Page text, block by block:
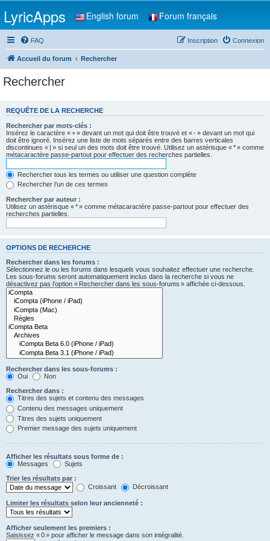
LyricApps English forum Forum français
FAQ Connexion
Inscription
Accueil du forum Rechercher
Rechercher
REQUÊTE DE LA RECHERCHE
Rechercher par mots-clés :
Insérez le caractère « + » devant un mot qui doit être trouvé et « - » devant un mot qui
doit être ignoré. Insérez une liste de mots séparés entre des barres verticales
discontinues « | » si seul un des mots doit être trouvé. Utilisez un astérisque « * » comme
métacaractère passe-partout pour effectuer des recherches partielles.
Rechercher tous les termes ou utiliser une question complète
Rechercher l’un de ces termes
Rechercher par auteur :
Utilisez un astérisque « * » comme métacaractère passe-partout pour effectuer des
recherches partielles.
OPTIONS DE RECHERCHE
Rechercher dans les forums :
Sélectionnez le ou les forums dans lesquels vous souhaitez effectuer une recherche.
Les sous-forums seront automatiquement inclus dans la recherche si vous ne
désactivez pas l’option « Rechercher dans les sous-forums » affichée ci-dessous.
Rechercher dans les sous-forums :
Oui
Non
Rechercher dans :
Titres des sujets et contenu des messages
Contenu des messages uniquement
Titres des sujets uniquement
Premier message des sujets uniquement
Afficher les résultats sous forme de :
Messages
Sujets
Trier les résultats par :
Croissant
Décroissant
Limiter les résultats selon leur ancienneté :
Afficher seulement les premiers :
Saisissez « 0 » pour afficher le message dans son intégralité.